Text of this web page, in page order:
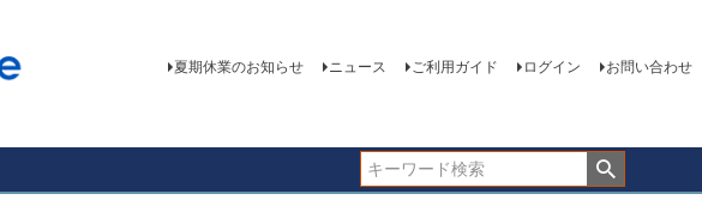
夏期休業のお知らせ ニュース ご利用ガイド ログイン お問い合わせ